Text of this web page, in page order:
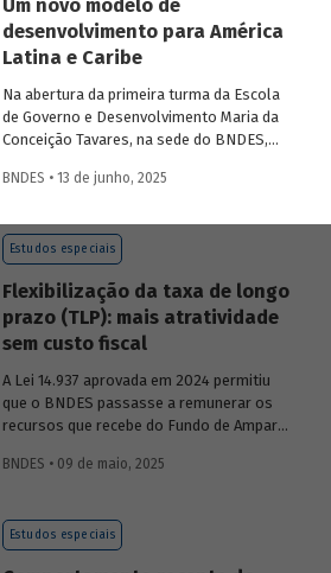
Um novo modelo de
desenvolvimento para América
Latina e Caribe
Na abertura da primeira turma da Escola
de Governo e Desenvolvimento Maria da
Conceição Tavares, na sede do BNDES,
José Manuel Salazar-Xirinachs, Secretário
Ministra de Gestão e Inovação para o
Setor Público debatarem um novo
região.
BNDES • 13 de junho, 2025
Estudos especiais
Flexibilização da taxa de longo
prazo (TLP): mais atratividade
sem custo fiscal
A Lei 14.937 aprovada em 2024 permitiu
que o BNDES passasse a remunerar os
recursos que recebe do Fundo de Amparo
quanto por taxas nominais prefixadas de
impacto dessa mudança na atratividade
do apoio do BNDES.
BNDES • 09 de maio, 2025
Estudos especiais